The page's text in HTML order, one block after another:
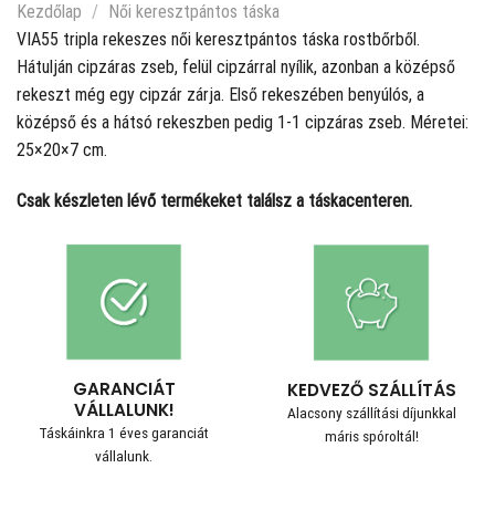
Kezdőlap /
Női keresztpántos táska
VIA55 tripla rekeszes női keresztpántos táska rostbőrből.
Hátulján cipzáras zseb, felül cipzárral nyílik, azonban a középső
rekeszt még egy cipzár zárja. Első rekeszében benyúlós, a
középső és a hátsó rekeszben pedig 1-1 cipzáras zseb. Méretei:
25×20×7 cm.
Csak készleten lévő termékeket találsz a táskacenteren.
GARANCIÁT
VÁLLALUNK!
Táskáinkra 1 éves garanciát
vállalunk.
KEDVEZŐ SZÁLLÍTÁS
Alacsony szállítási díjunkkal
máris spóroltál!